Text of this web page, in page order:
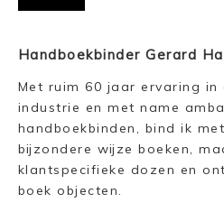
Handboekbinder Gerard
Met ruim 60 jaar ervaring in
industrie en met name
handboekbinden, bind ik
bijzondere wijze boeken,
klantspecifieke dozen en
boek objecten.